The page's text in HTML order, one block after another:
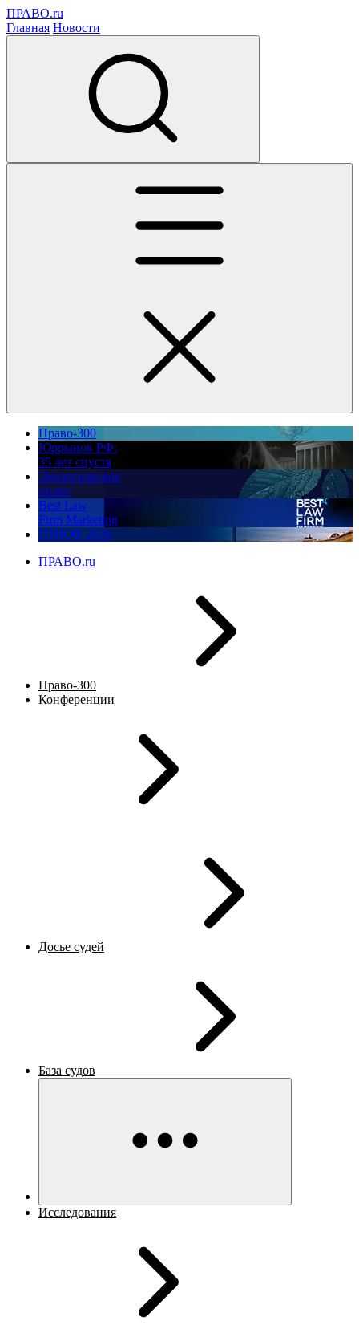
ПРАВО.ru
Главная Новости
Право-300
Юррынок РФ:
35 лет спустя
Экологическое
право
Best Law
Firm Marketing
ПМЮФ 2026
ПРАВО.ru
Право-300
Конференции
Досье судей
База судов
Исследования